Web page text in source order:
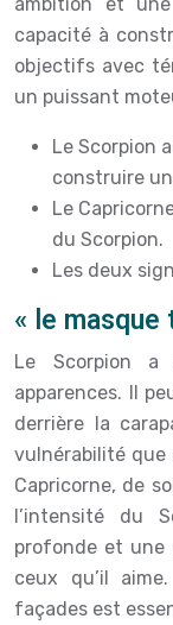
capacité à
objectifs avec
un puissant
Le Scorpion
construire
Le
du Scorpion.
Les deux
« le masque
Le Scorpion
apparences. Il
derrière la
vulnérabilité que
Capricorne, de
l’intensité du
profonde et une
ceux qu’il
façades est